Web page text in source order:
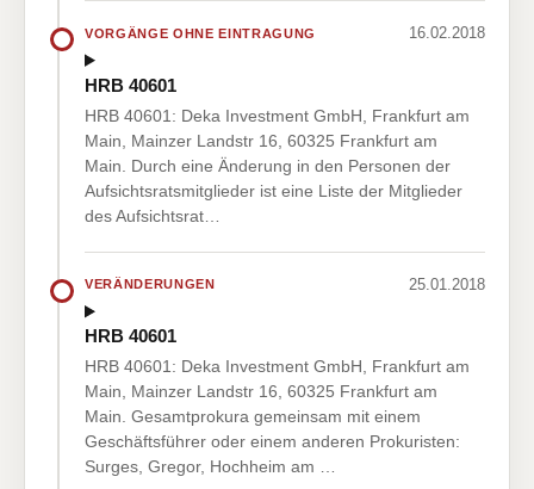
VORGÄNGE OHNE EINTRAGUNG 16.02.2018
HRB 40601
HRB 40601: Deka Investment GmbH, Frankfurt am
Main, Mainzer Landstr 16, 60325 Frankfurt am
Main. Durch eine Änderung in den Personen der
Aufsichtsratsmitglieder ist eine Liste der Mitglieder
des Aufsichtsrat…
VERÄNDERUNGEN 25.01.2018
HRB 40601
HRB 40601: Deka Investment GmbH, Frankfurt am
Main, Mainzer Landstr 16, 60325 Frankfurt am
Main. Gesamtprokura gemeinsam mit einem
Geschäftsführer oder einem anderen Prokuristen:
Surges, Gregor, Hochheim am …